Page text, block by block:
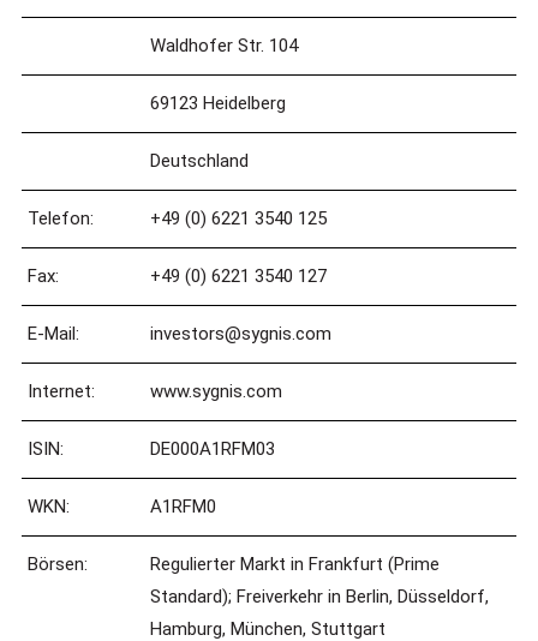
Waldhofer Str. 104
69123 Heidelberg
Deutschland
Telefon: +49 (0) 6221 3540 125
Fax: +49 (0) 6221 3540 127
E-Mail: investors@sygnis.com
Internet: www.sygnis.com
ISIN: DE000A1RFM03
WKN: A1RFM0
Börsen:
Regulierter Markt in Frankfurt (Prime
Standard); Freiverkehr in Berlin, Düsseldorf,
Hamburg, München, Stuttgart